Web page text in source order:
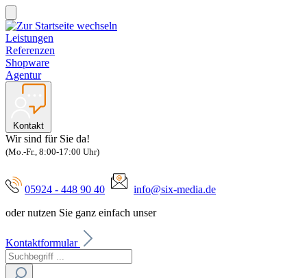
Leistungen
Referenzen
Shopware
Agentur
Kontakt
Wir sind für Sie da!
(Mo.-Fr., 8:00-17:00 Uhr)
05924 - 448 90 40
info@six-media.de
oder nutzen Sie ganz einfach unser
Kontaktformular